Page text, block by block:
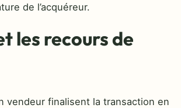
de l’acquéreur.
les recours de
vendeur finalisent la transaction en